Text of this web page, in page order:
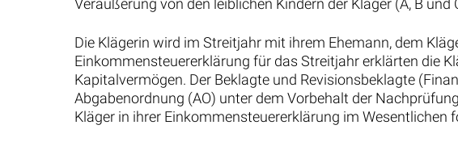
Veräußerung von den leiblichen Kindern der Kläger (A, B
Die Klägerin wird im Streitjahr mit ihrem Ehemann, dem
Einkommensteuererklärung für das Streitjahr erklärten die
Kapitalvermögen. Der Beklagte und Revisionsbeklagte
Abgabenordnung (AO) unter dem Vorbehalt der
Kläger in ihrer Einkommensteuererklärung im Wesentlichen